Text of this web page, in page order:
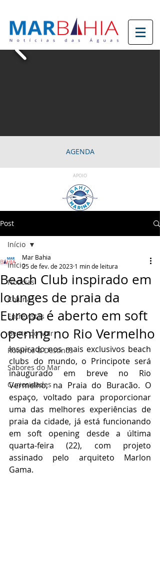
AGENDA
APOIO
Post
Início
Notícias
Colunas
Entrevistas
Gente do Mar
Roteiros & Destinos
Sabores do Mar
Curiosidades
Início
Beach Club inspirado em
lounges de praia da
Europa é aberto em soft
opening no Rio Vermelho
Mar Bahia
25 de fev. de 2023 1 min de leitura
Inspirado nos mais exclusivos beach
clubs do mundo, o Principote será
inaugurado em breve no Rio
Vermelho, na Praia do Buracão. O
espaço, voltado para proporcionar
uma das melhores experiências de
praia da cidade, já está funcionando
em soft opening desde a última
quarta-feira (22), com projeto
assinado pelo arquiteto Marlon
Gama.